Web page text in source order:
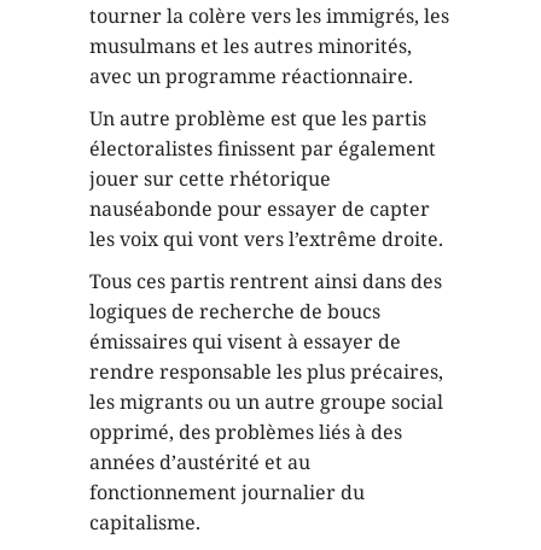
tourner la colère vers les immigrés, les
musulmans et les autres minorités,
avec un programme réactionnaire.
Un autre problème est que les partis
électoralistes finissent par également
jouer sur cette rhétorique
nauséabonde pour essayer de capter
les voix qui vont vers l’extrême droite.
Tous ces partis rentrent ainsi dans des
logiques de recherche de boucs
émissaires qui visent à essayer de
rendre responsable les plus précaires,
les migrants ou un autre groupe social
opprimé, des problèmes liés à des
années d’austérité et au
fonctionnement journalier du
capitalisme.